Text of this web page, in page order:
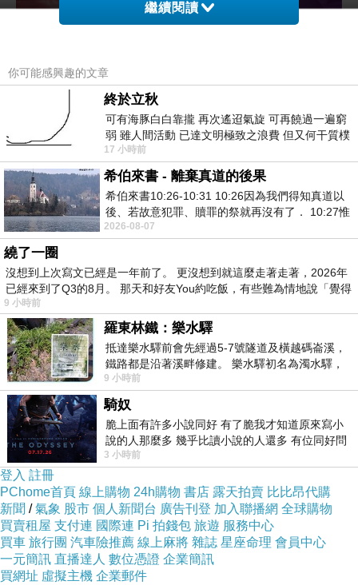
精選優質穀物整粒研磨，食材通通看得懂；
無香精/香料、無防腐劑、無色素、無奶精，
亦無人工甘味劑、無增稠劑、
物，
無加糖配方，喝的到營養且更清爽。
繼續閱讀
你可能感興趣的文章
終於立秋
可有海豚白白靠攏 再次遙迢氣旋 可再饒過一遍窮
弱 雖人間活動 已達文明極致之浪費 但又何干質樸
者 只能白白陪葬
17 小時前
希伯來書 - 離棄真道的後果
希伯來書10:26-10:31 10:26因為我們得知真道以
後、若故意犯罪、贖罪的祭就再沒有了． 10:27惟
有戰懼等候審判和那燒滅眾敵人的烈火
2026-08-07
繞了一圈
沒想到上次寫文已經是一年前了。 更沒想到就這麼走著走著，2026年
已經來到了Q3的8月。 那天和好友You約吃飯，有些難為情地說「覺得
9 小時前
羅東林鐵：樂水驛
抵達樂水驛前會先經過5-7號隧道及橫越碼崙溪，
鐵路都是沿著溪畔修建。 樂水驛初名為濁水驛，
但因與臺鐵集集線車站同名，於1953
9 小時前
騎奴
脆上面有許多小說同好 有了脆我才知道原來寫小
說的人那麼多 幾乎比讀小說的人還多 有位同好問
了一個問題 她說為什麼高中文學獎的
3 小時前
登入 註冊
PChome首頁 線上購物 24h購物 書店 露天拍賣 比比昂代購
新聞 /氣象 股市 個人新聞台 廣告刊登 加入聯播網 全球購物
買賣租屋 支付連 國際連 Pi 拍錢包 旅遊 服務中心
買車 旅行團 汽車險推薦 線上麻將 雜誌 星座命理 會員中心
一元簡訊 直播達人 數位憑證 企業簡訊
買網址 虛擬主機 企業郵件